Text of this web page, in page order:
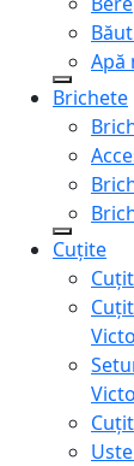
Apă
Brichete
Cuțite